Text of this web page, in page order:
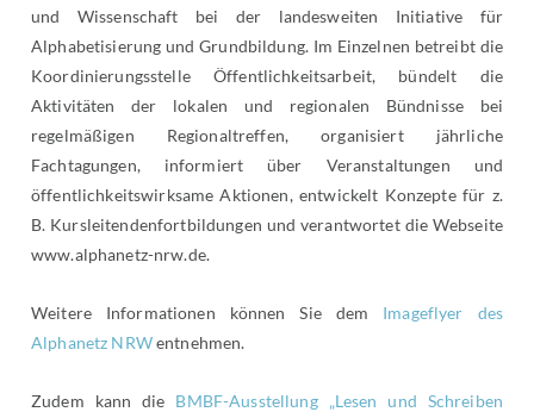
und Wissenschaft bei der landesweiten Initiative für
Alphabetisierung und Grundbildung. Im Einzelnen betreibt die
Koordinierungsstelle Öffentlichkeitsarbeit, bündelt die
Aktivitäten der lokalen und regionalen Bündnisse bei
regelmäßigen Regionaltreffen, organisiert jährliche
Fachtagungen, informiert über Veranstaltungen und
öffentlichkeitswirksame Aktionen, entwickelt Konzepte für z.
B. Kursleitendenfortbildungen und verantwortet die Webseite
www.alphanetz-nrw.de.
Weitere Informationen können Sie dem Imageflyer des
Alphanetz NRWentnehmen.
Zudem kann die BMBF-Ausstellung „Lesen und Schreiben